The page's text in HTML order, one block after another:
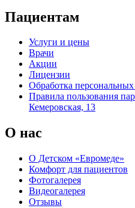
Пациентам
Услуги и цены
Врачи
Акции
Лицензии
Обработка
Правила пользования
Кемеровская, 13
О нас
О Детском «Евромеде»
Комфорт для пациентов
Фотогалерея
Видеогалерея
Отзывы